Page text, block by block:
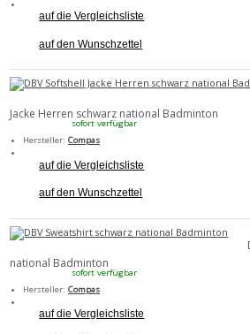
auf die Vergleichsliste
auf den Wunschzettel
Jacke Herren schwarz national Badminton
sofort verfügbar
Hersteller: Compas
auf die Vergleichsliste
auf den Wunschzettel
national Badminton
sofort verfügbar
Hersteller: Compas
auf die Vergleichsliste